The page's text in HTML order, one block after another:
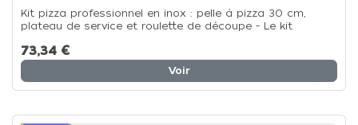
Kit pizza professionnel en inox : pelle à pizza 30 cm,
plateau de service et roulette de découpe - Le kit
73,34 €
Voir